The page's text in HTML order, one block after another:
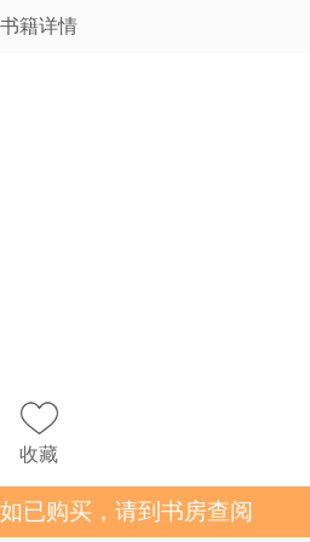
书籍详情
收藏
已购买，请到书房查阅